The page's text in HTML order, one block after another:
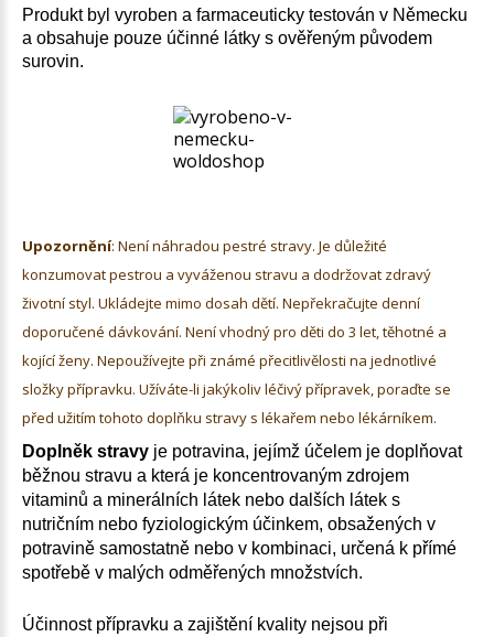
Produkt byl vyroben a farmaceuticky testován v Německu
a obsahuje pouze účinné látky s ověřeným původem
surovin.
Upozornění: Není náhradou pestré stravy. Je důležité
konzumovat pestrou a vyváženou stravu a dodržovat zdravý
životní styl. Ukládejte mimo dosah dětí. Nepřekračujte denní
doporučené dávkování. Není vhodný pro děti do 3 let, těhotné a
kojící ženy. Nepoužívejte při známé přecitlivělosti na jednotlivé
složky přípravku. Užíváte-li jakýkoliv léčivý přípravek, poraďte se
před užitím tohoto doplňku stravy s lékařem nebo lékárníkem.
Doplněk stravy je potravina, jejímž účelem je doplňovat
běžnou stravu a která je koncentrovaným zdrojem
vitaminů a minerálních látek nebo dalších látek s
nutričním nebo fyziologickým účinkem, obsažených v
potravině samostatně nebo v kombinaci, určená k přímé
spotřebě v malých odměřených množstvích.
Účinnost přípravku a zajištění kvality nejsou při